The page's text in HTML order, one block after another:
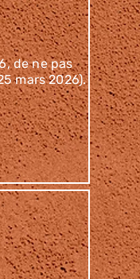
de ne pas
mars 2026).